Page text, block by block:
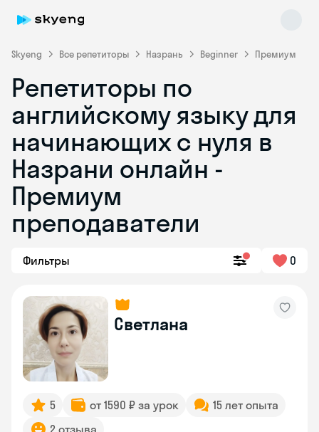
Skyeng Все репетиторы Назрань Beginner Премиум
Репетиторы по
английскому языку для
начинающих с нуля в
Назрани онлайн -
Премиум
преподаватели
Фильтры 0
Светлана
5 от 1590 ₽ за урок
15 лет опыта
2 отзыва
Skyeng Chat
online